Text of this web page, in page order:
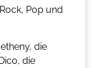
Pop und
die
die